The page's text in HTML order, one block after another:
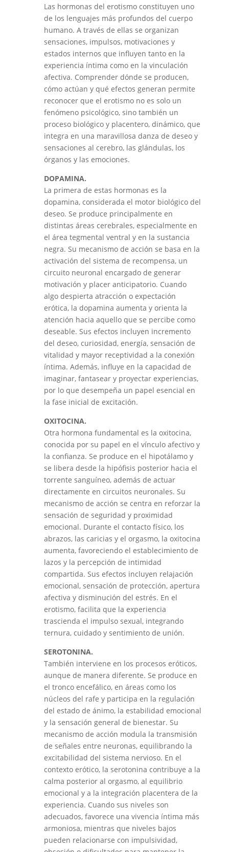
Las hormonas del erotismo constituyen uno
de los lenguajes más profundos del cuerpo
humano. A través de ellas se organizan
sensaciones, impulsos, motivaciones y
estados internos que influyen tanto en la
experiencia íntima como en la vinculación
afectiva. Comprender dónde se producen,
cómo actúan y qué efectos generan permite
reconocer que el erotismo no es solo un
fenómeno psicológico, sino también un
proceso biológico y placentero, dinámico, que
integra en una maravillosa danza de deseo y
sensaciones al cerebro, las glándulas, los
órganos y las emociones.
DOPAMINA.
La primera de estas hormonas es la
dopamina, considerada el motor biológico del
deseo. Se produce principalmente en
distintas áreas cerebrales, especialmente en
el área tegmental ventral y en la sustancia
negra. Su mecanismo de acción se basa en la
activación del sistema de recompensa, un
circuito neuronal encargado de generar
motivación y placer anticipatorio. Cuando
algo despierta atracción o expectación
erótica, la dopamina aumenta y orienta la
atención hacia aquello que se percibe como
deseable. Sus efectos incluyen incremento
del deseo, curiosidad, energía, sensación de
vitalidad y mayor receptividad a la conexión
íntima. Además, influye en la capacidad de
imaginar, fantasear y proyectar experiencias,
por lo que desempeña un papel esencial en
la fase inicial de excitación.
OXITOCINA.
Otra hormona fundamental es la oxitocina,
conocida por su papel en el vínculo afectivo y
la confianza. Se produce en el hipotálamo y
se libera desde la hipófisis posterior hacia el
torrente sanguíneo, además de actuar
directamente en circuitos neuronales. Su
mecanismo de acción se centra en reforzar la
sensación de seguridad y proximidad
emocional. Durante el contacto físico, los
abrazos, las caricias y el orgasmo, la oxitocina
aumenta, favoreciendo el establecimiento de
lazos y la percepción de intimidad
compartida. Sus efectos incluyen relajación
emocional, sensación de protección, apertura
afectiva y disminución del estrés. En el
erotismo, facilita que la experiencia
trascienda el impulso sexual, integrando
ternura, cuidado y sentimiento de unión.
SEROTONINA.
También interviene en los procesos eróticos,
aunque de manera diferente. Se produce en
el tronco encefálico, en áreas como los
núcleos del rafe y participa en la regulación
del estado de ánimo, la estabilidad emocional
y la sensación general de bienestar. Su
mecanismo de acción modula la transmisión
de señales entre neuronas, equilibrando la
excitabilidad del sistema nervioso. En el
contexto erótico, la serotonina contribuye a la
calma posterior al orgasmo, al equilibrio
emocional y a la integración placentera de la
experiencia. Cuando sus niveles son
adecuados, favorece una vivencia íntima más
armoniosa, mientras que niveles bajos
pueden relacionarse con impulsividad,